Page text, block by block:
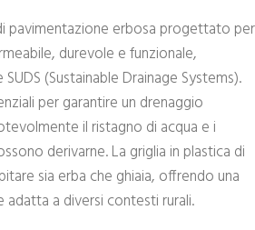
pavimentazione erbosa progettato per
durevole e funzionale,
(Sustainable Drainage Systems).
per garantire un drenaggio
il ristagno di acqua e i
derivarne. La griglia in plastica di
sia erba che ghiaia, offrendo una
a diversi contesti rurali.